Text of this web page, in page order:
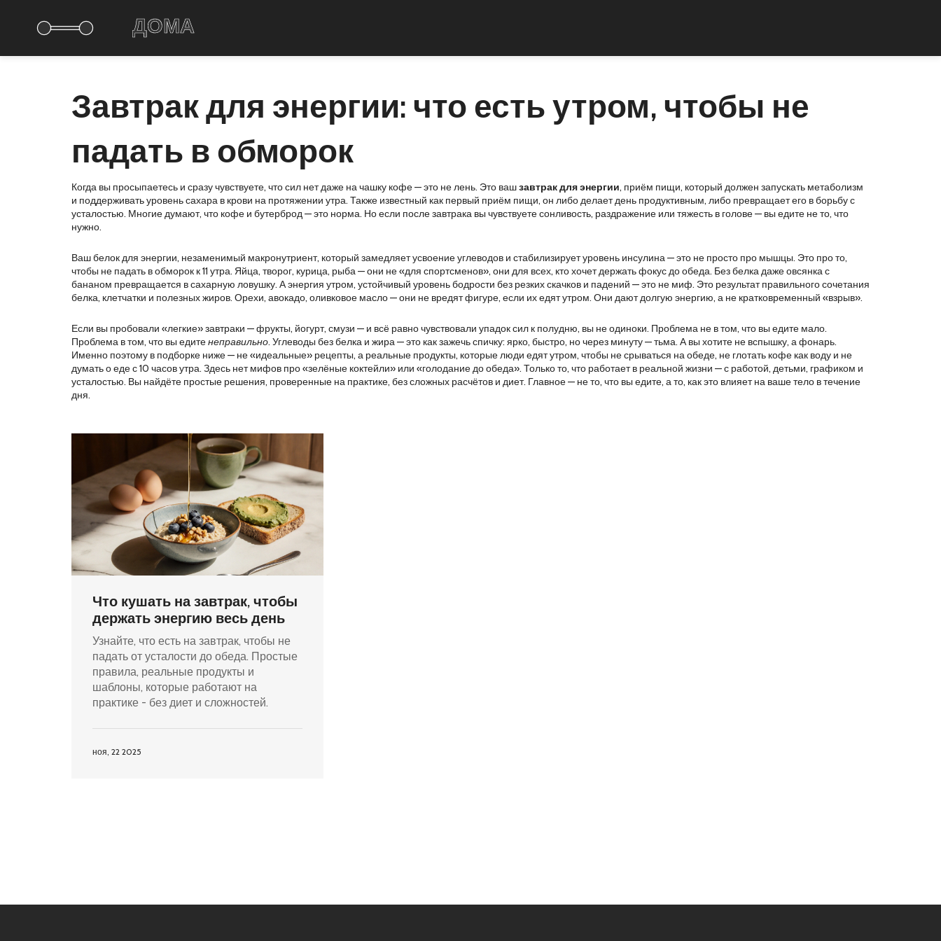
Завтрак для энергии: что есть утром, чтобы не
падать в обморок
Когда вы просыпаетесь и сразу чувствуете, что сил нет даже на чашку кофе — это не лень. Это вашзавтрак для энергии, приём пищи, который должен запускать метаболизм
и поддерживать уровень сахара в крови на протяжении утра. Также известный как первый приём пищи, он либо делает день продуктивным, либо превращает его в борьбу с
усталостью. Многие думают, что кофе и бутерброд — это норма. Но если после завтрака вы чувствуете сонливость, раздражение или тяжесть в голове — вы едите не то, что
нужно.
Вашбелок для энергии, незаменимый макронутриент, который замедляет усвоение углеводов и стабилизирует уровень инсулина— это не просто про мышцы. Это про то,
чтобы не падать в обморок к 11 утра. Яйца, творог, курица, рыба — они не «для спортсменов», они для всех, кто хочет держать фокус до обеда. Без белка даже овсянка с
бананом превращается в сахарную ловушку. Аэнергия утром, устойчивый уровень бодрости без резких скачков и падений — это не миф. Это результат правильного сочетания
белка, клетчатки и полезных жиров. Орехи, авокадо, оливковое масло — они не вредят фигуре, если их едят утром. Они дают долгую энергию, а не кратковременный «взрыв».
Если вы пробовали «легкие» завтраки — фрукты, йогурт, смузи — и всё равно чувствовали упадок сил к полудню, вы не одиноки. Проблема не в том, что вы едите мало.
Проблема в том, что вы едитенеправильно. Углеводы без белка и жира — это как зажечь спичку: ярко, быстро, но через минуту — тьма. А вы хотите не вспышку, а фонарь.
Именно поэтому в подборке ниже — не «идеальные» рецепты, а реальные продукты, которые люди едят утром, чтобы не срываться на обеде, не глотать кофе как воду и не
думать о еде с 10 часов утра. Здесь нет мифов про «зелёные коктейли» или «голодание до обеда». Только то, что работает в реальной жизни — с работой, детьми, графиком и
усталостью. Вы найдёте простые решения, проверенные на практике, без сложных расчётов и диет. Главное — не то, что вы едите, а то, как это влияет на ваше тело в течение
дня.
Что кушать на завтрак, чтобы
держать энергию весь день
Узнайте, что есть на завтрак, чтобы не
падать от усталости до обеда. Простые
правила, реальные продукты и
шаблоны, которые работают на
практике - без диет и сложностей.
ноя, 22 2025